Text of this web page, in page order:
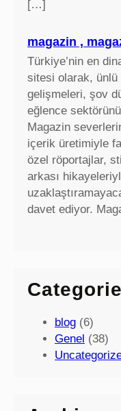
[…]
magazin ,
Türkiye’nin en
sitesi olarak, ünlü
gelişmeleri, şov
eğlence
Magazin
içerik üretimiyle
özel röportajlar,
arkası
davet ediyor.
blog (6)
Genel (38)